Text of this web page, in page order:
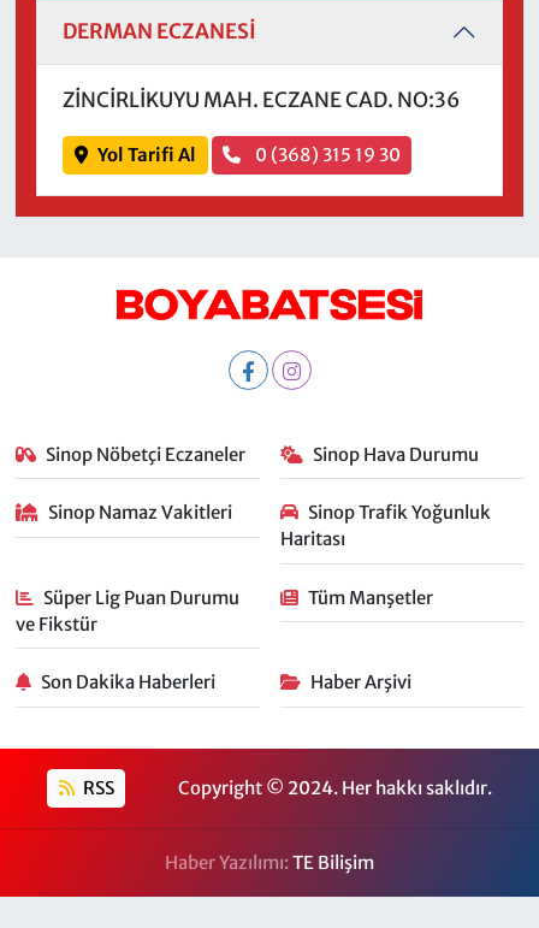
DERMAN ECZANESİ
ZİNCİRLİKUYU MAH. ECZANE CAD. NO:36
Yol Tarifi Al 0 (368) 315 19 30
Sinop Nöbetçi Eczaneler Sinop Hava Durumu
Sinop Namaz Vakitleri
Sinop Trafik Yoğunluk
Haritası
Süper Lig Puan Durumu
ve Fikstür
Tüm Manşetler
Son Dakika Haberleri Haber Arşivi
RSS Copyright © 2024. Her hakkı saklıdır.
Haber Yazılımı:TE Bilişim